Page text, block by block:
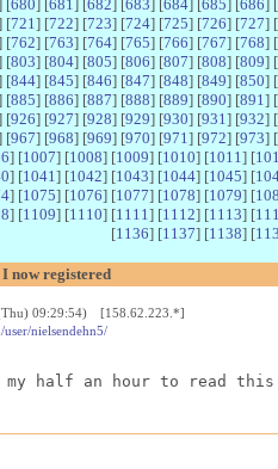
[680] [681 ] [682] [683] [684] [685] [686] [
[721 ] [722] [723] [724] [725] [726] [727] [
[762] [763] [764] [765] [766] [767] [768] [
[803] [804] [805] [806] [807] [808] [809] [
[844] [845] [846] [847] [848] [849] [850] [
[885] [886] [887] [888] [889] [890] [891 ] [
[926] [927] [928] [929] [930] [931 ] [932] [
[967] [968] [969] [970] [971 ] [972] [973] [
] [1007] [1008] [1009] [1010] [1011 ] [
] [1041 ] [1042] [1043] [1044] [1045] [
] [1075] [1076] [1077] [1078] [1079] [
] [1109] [1110] [1111 ] [1112] [1113] [
[1136] [1137] [1138] [
now registered
09:29:54) [158.62.223.*]
nielsendehn5/
my half an hour to read